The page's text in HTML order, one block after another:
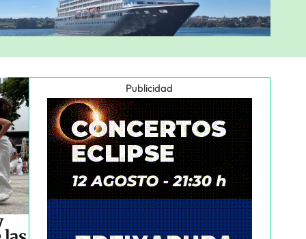
Publicidad